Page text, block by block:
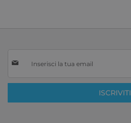
alla
Newsletter:
ISCRIVITI